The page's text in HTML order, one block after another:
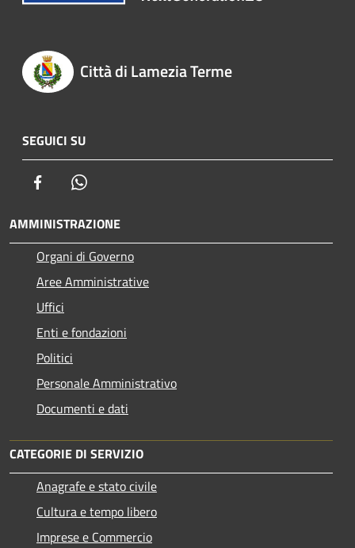
Città di Lamezia Terme
SEGUICI SU
Facebook
AMMINISTRAZIONE
Organi di Governo
Aree Amministrative
Uffici
Enti e fondazioni
Politici
Personale Amministrativo
Documenti e dati
CATEGORIE DI SERVIZIO
Anagrafe e stato civile
Cultura e tempo libero
Imprese e Commercio